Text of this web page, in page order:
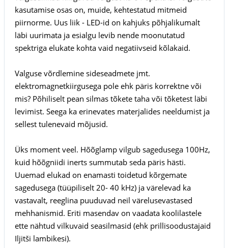
kasutamise osas on, muide, kehtestatud mitmeid
piirnorme. Uus liik - LED-id on kahjuks põhjalikumalt
läbi uurimata ja esialgu levib nende moonutatud
spektriga elukate kohta vaid negatiivseid kõlakaid.
Valguse võrdlemine sideseadmete jmt.
elektromagnetkiirgusega pole ehk päris korrektne või
mis? Põhiliselt pean silmas tõkete taha või tõketest läbi
levimist. Seega ka erinevates materjalides neeldumist ja
sellest tulenevaid mõjusid.
Üks moment veel. Hõõglamp vilgub sagedusega 100Hz,
kuid hõõgniidi inerts summutab seda päris hästi.
Uuemad elukad on enamasti toidetud kõrgemate
sagedusega (tüüpiliselt 20- 40 kHz) ja värelevad ka
vastavalt, reeglina puuduvad neil värelusevastased
mehhanismid. Eriti masendav on vaadata koolilastele
ette nähtud vilkuvaid seasilmasid (ehk prillisoodustajaid
Iljitši lambikesi).